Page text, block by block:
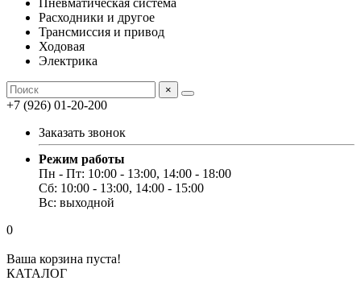
Пневматическая система
Расходники и другое
Трансмиссия и привод
Ходовая
Электрика
×
+7 (926) 01-20-200
Заказать звонок
Режим работы
Пн - Пт: 10:00 - 13:00, 14:00 - 18:00
Сб: 10:00 - 13:00, 14:00 - 15:00
Вс: выходной
0
Ваша корзина пуста!
КАТАЛОГ